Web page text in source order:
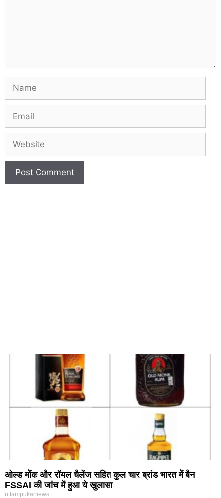
ओल्ड मोंक और रॉयल चैलेंज सहित कुल चार ब्रांड भारत में बैन
FSSAI की जांच में हुआ ये खुलासा
uttampukarnews